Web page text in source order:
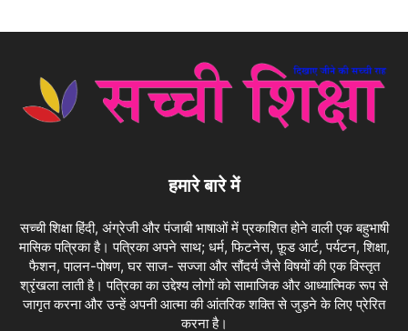
हमारे बारे में
सच्ची शिक्षा हिंदी, अंग्रेजी और पंजाबी भाषाओं में प्रकाशित होने वाली एक बहुभाषी
मासिक पत्रिका है। पत्रिका अपने साथ; धर्म, फिटनेस, फ़ूड आर्ट, पर्यटन, शिक्षा,
फैशन, पालन-पोषण, घर साज- सज्जा और सौंदर्य जैसे विषयों की एक विस्तृत
श्रृंखला लाती है। पत्रिका का उद्देश्य लोगों को सामाजिक और आध्यात्मिक रूप से
जागृत करना और उन्हें अपनी आत्मा की आंतरिक शक्ति से जुड़ने के लिए प्रेरित
करना है।